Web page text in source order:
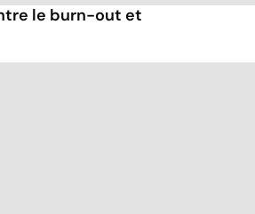
le burn-out et